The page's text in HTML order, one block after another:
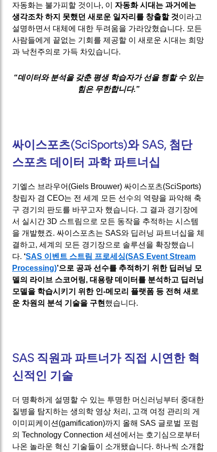
자동화는 불가피할 것이나, 이 자동화 시대는 과거에는
생각조차 하지 못했던 새로운 일자리를 창출할 것이라고
설명하면서 대체에 대한 두려움을 가라앉혔습니다. 모든
사람들에게 끝없는 기회를 제공할 이 새로운 시대는 희망
과 낙천주의로 가득 차있습니다.
“데이터와 분석을 갖춘 평생 학습자가 선을 행할 수 있는
힘은 무한합니다.”
싸이스포츠(SciSports)와 SAS, 첨단
스포츠 데이터 과학 파트너십
기엘스 브라우어(Giels Brouwer) 싸이스포츠(SciSports)
창립자 겸 CEO는 전 세계 모든 선수의 역량을 파악해 축
구 경기의 판도를 바꾸고자 했습니다. 그 결과 경기장에
서 실시간 3D 스트림으로 모든 동작을 추적하는 시스템
을 개발했죠. 싸이스포츠는 SAS와 딥러닝 파트너십을 체
결하고, 세계의 모든 경기장으로 솔루션을 확장했습니
다. ‘SAS 이벤트 스트림 프로세싱(SAS Event Stream
Processing)’으로 공과 선수를 추적하기 위한 딥러닝 모
델의 라이브 스코어링, 대용량 데이터를 분석하고 딥러닝
모델을 학습시키기 위한 인-메모리 플랫폼 등 전혀 새로
운 차원의 분석 기술을 구현 했습니다.
SAS 직원과 파트너가 직접 시연한 혁
신적인 기술
더 명확하게 설명할 수 있는 투명한 머신러닝부터 중대한
질병을 탐지하는 생의학 영상 처리, 고객 여정 관리의 게
이미피케이션(gamification)까지 올해 SAS 글로벌 포럼
의 Technology Connection 세션에서는 호기심으로부터
나온 놀라운 혁신 기술들이 소개됐습니다. 하나씩 소개합